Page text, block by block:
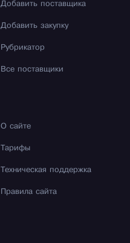
Добавить поставщика
Добавить закупку
Рубрикатор
Все поставщики
О сайте
Тарифы
Техническая поддержка
Правила сайта